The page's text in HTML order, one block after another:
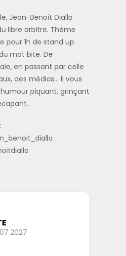
Jean-Benoît Diallo
libre arbitre. Thème
pour 1h de stand up
mot bite. De
en passant par celle
des médias… Il vous
piquant, grinçant
2027